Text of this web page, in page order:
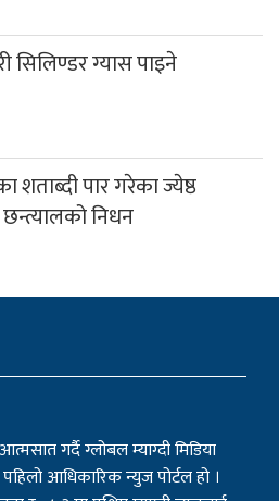
र ०७३ मा पश्चिम म्याग्दी न्युजलाई
डट्कम’ संचालनमा ल्याइएको हो ।
साझा चौतारी हो ।म्याग्दी न्युज
सुशासन र प्रेस स्वतन्त्रताका
कसैसँग सम्झौता गर्ने छैन । यहाँहरुको
सम्प्रेषण गरी समाजलाई रुपान्तरण
सबैमा हार्दिक आग्रह गर्दछौं ।